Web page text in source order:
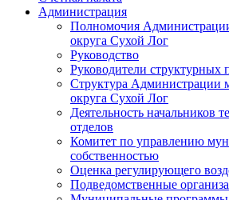
Администрация
Полномочия
округа Сухой Лог
Руководство
Руководители структурных
Структура Администрации
округа Сухой Лог
Деятельность начальников
отделов
Комитет по управлению
собственностью
Оценка регулирующего
Подведомственные